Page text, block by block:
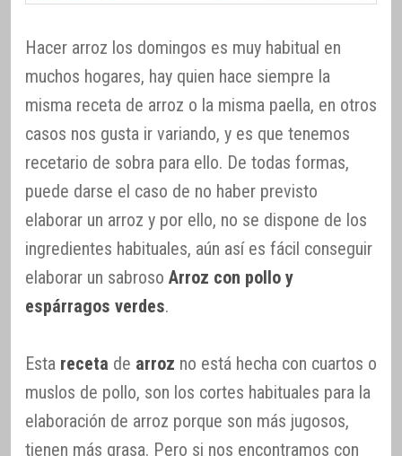
Hacer arroz los domingos es muy habitual en
muchos hogares, hay quien hace siempre la
misma receta de arroz o la misma paella, en otros
casos nos gusta ir variando, y es que tenemos
recetario de sobra para ello. De todas formas,
puede darse el caso de no haber previsto
elaborar un arroz y por ello, no se dispone de los
ingredientes habituales, aún así es fácil conseguir
elaborar un sabroso Arroz con pollo y
espárragos verdes.
Esta receta de arroz no está hecha con cuartos o
muslos de pollo, son los cortes habituales para la
elaboración de arroz porque son más jugosos,
tienen más grasa. Pero si nos encontramos con